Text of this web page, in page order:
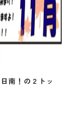
南！の２トッ